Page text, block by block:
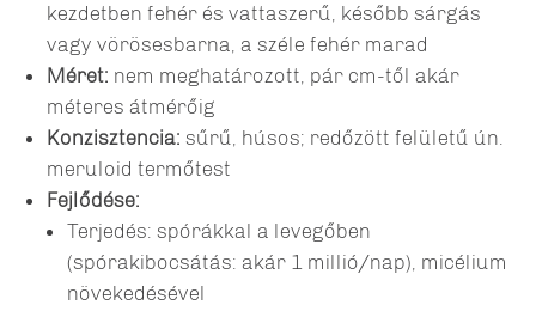
kezdetben fehér és vattaszerű, később sárgás
vagy vörösesbarna, a széle fehér marad
Méret: nem meghatározott, pár cm-től akár
méteres átmérőig
Konzisztencia: sűrű, húsos; redőzött felületű ún.
meruloid termőtest
Fejlődése:
Terjedés: spórákkal a levegőben
(spórakibocsátás: akár 1 millió/nap), micélium
növekedésével